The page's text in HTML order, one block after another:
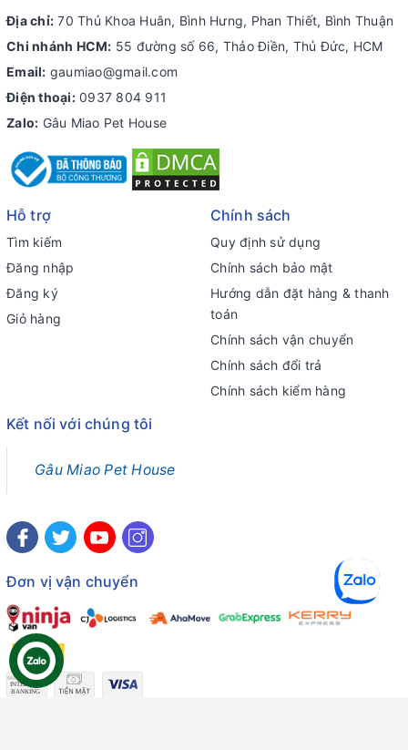
Địa chỉ: 70 Thủ Khoa Huân, Bình Hưng, Phan Thiết, Bình Thuận
Chi nhánh HCM: 55 đường số 66, Thảo Điền, Thủ Đức, HCM
Email: gaumiao@gmail.com
Điện thoại: 0937 804 911
Zalo: Gâu Miao Pet House
Hỗ trợ
Tìm kiếm
Đăng nhập
Đăng ký
Giỏ hàng
Chính sách
Quy định sử dụng
Chính sách bảo mật
Hướng dẫn đặt hàng & thanh
toán
Chính sách vận chuyển
Chính sách đổi trả
Chính sách kiểm hàng
Kết nối với chúng tôi
Gâu Miao Pet House
Đơn vị vận chuyển